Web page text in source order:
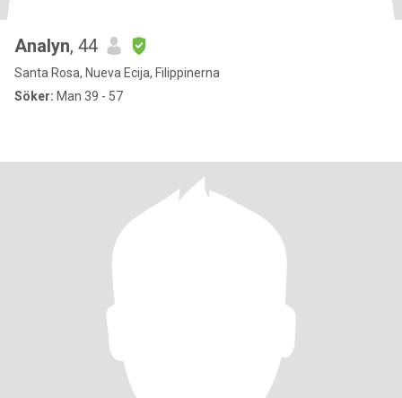
Analyn, 44
Santa Rosa, Nueva Ecija, Filippinerna
Söker: Man 39 - 57